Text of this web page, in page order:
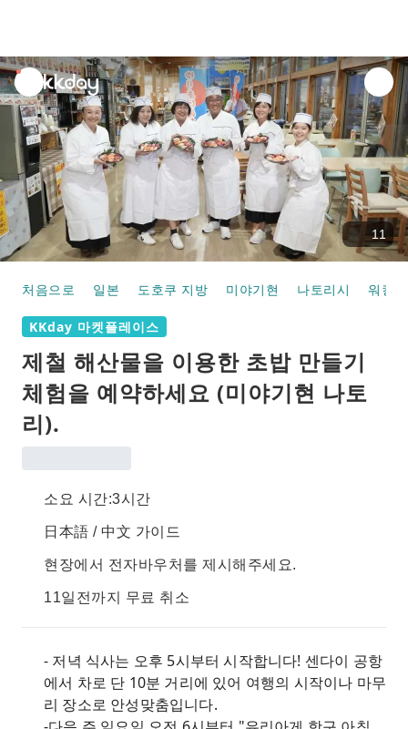
unread
notifications
11
처음으로 일본 도호쿠 지방 미야기현 나토리시 워킹샵
KKday 마켓플레이스
제철 해산물을 이용한 초밥 만들기
체험을 예약하세요 (미야기현 나토
리).
소요 시간:3시간
日本語 / 中文 가이드
현장에서 전자바우처를 제시해주세요.
11일전까지 무료 취소
- 저녁 식사는 오후 5시부터 시작합니다! 센다이 공항
에서 차로 단 10분 거리에 있어 여행의 시작이나 마무
리 장소로 안성맞춤입니다.